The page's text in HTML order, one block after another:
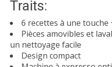
Traits:
6 recettes à une
Pièces amovibles et
un nettoyage facile
Design compact